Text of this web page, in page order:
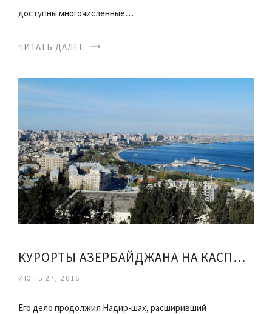
доступны многочисленные…
ЧИТАТЬ ДАЛЕЕ
КУРОРТЫ АЗЕРБАЙДЖАНА НА КАСПИЙСКОМ МОРЕ ЦЕНЫ
ИЮНЬ 27, 2016
Его дело продолжил Надир-шах, расширивший